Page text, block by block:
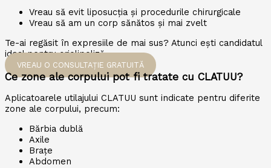
Vreau să evit liposucția și procedurile chirurgicale
Vreau să am un corp sănătos și mai zvelt
Te-ai regăsit în expresiile de mai sus? Atunci ești candidatul
ideal pentru criolipoliză.
VREAU O CONSULTAȚIE GRATUITĂ
Ce zone ale corpului pot fi tratate cu CLATUU?
Aplicatoarele utilajului CLATUU sunt indicate pentru diferite
zone ale corpului, precum:
Bărbia dublă
Axile
Brațe
Abdomen